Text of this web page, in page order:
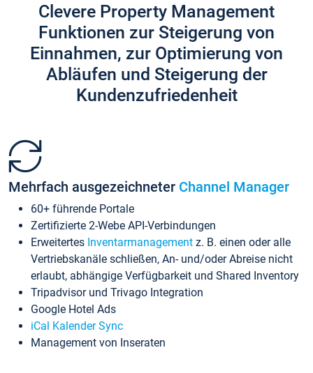
Clevere Property Management
Funktionen zur Steigerung von
Einnahmen, zur Optimierung von
Abläufen und Steigerung der
Kundenzufriedenheit
Mehrfach ausgezeichneter Channel Manager
60+ führende Portale
Zertifizierte 2-Webe API-Verbindungen
Erweitertes Inventarmanagement z. B. einen oder alle
Vertriebskanäle schließen, An- und/oder Abreise nicht
erlaubt, abhängige Verfügbarkeit und Shared Inventory
Tripadvisor und Trivago Integration
Google Hotel Ads
iCal Kalender Sync
Management von Inseraten